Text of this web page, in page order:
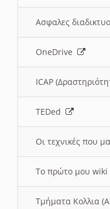
Ασφαλες
OneDrive
ICAP
TEDed
Οι τεχνικές που
Το πρώτο μου wiki
Τμήματα Κολλια